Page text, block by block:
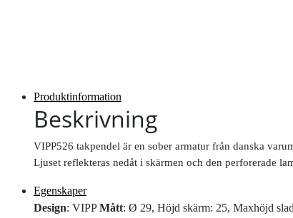
Produktinformation
Beskrivning
VIPP526 takpendel är en sober armatur från danska
Ljuset reflekteras nedåt i skärmen och den perforerade
Egenskaper
Design: VIPPMått: Ø 29, Höjd skärm: 25, Maxhöjd